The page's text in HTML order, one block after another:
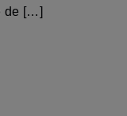
de […]